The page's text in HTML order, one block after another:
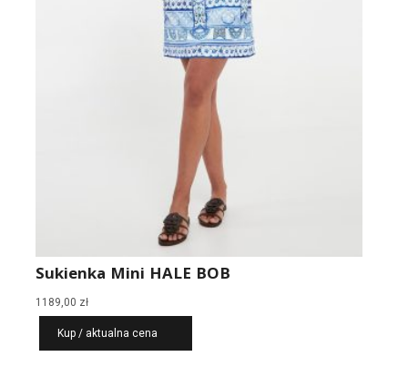
Sukienka Mini HALE BOB
1189,00 zł
Kup / aktualna cena